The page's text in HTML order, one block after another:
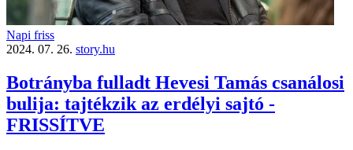
Napi friss
2024. 07. 26. story.hu
Botrányba fulladt Hevesi Tamás csanálosi
bulija: tajtékzik az erdélyi sajtó -
FRISSÍTVE